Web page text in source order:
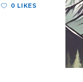
0 LIKES